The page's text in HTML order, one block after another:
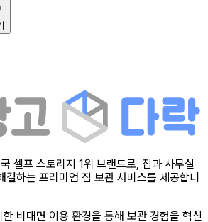
셀프 스토리지 1위 브랜드로, 집과 사무실
결하는 프리미엄 짐 보관 서비스를 제공합니
비대면 이용 환경을 통해 보관 경험을 혁신